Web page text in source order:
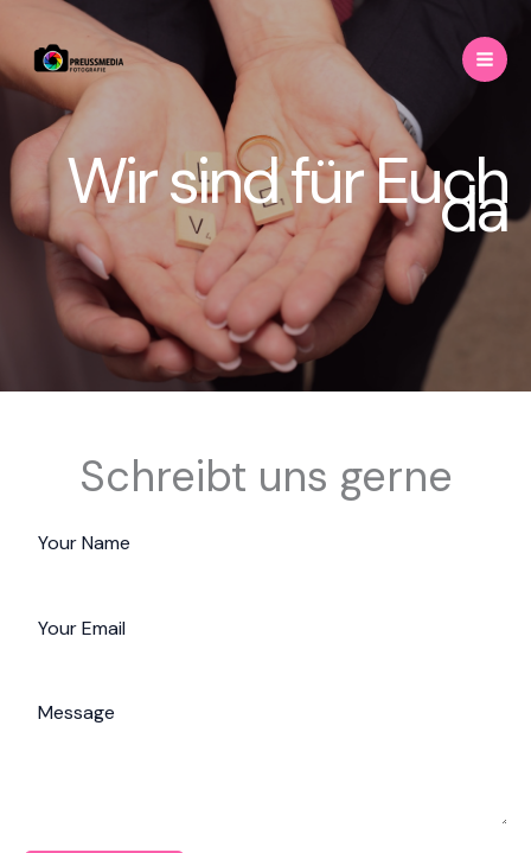
springen
Wir sind für Euch
da
Schreibt uns gerne